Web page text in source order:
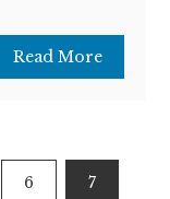
Read More
6 7